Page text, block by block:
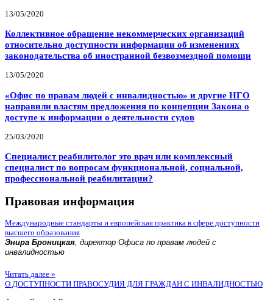
13/05/2020
Коллективное обращение некоммерческих организаций
относительно доступности информации об изменениях
законодательства об иностранной безвозмездной помощи
13/05/2020
«Офис по правам людей с инвалидностью» и другие НГО
направили властям предложения по концепции Закона о
доступе к информации о деятельности судов
25/03/2020
Специалист реабилитолог это врач или комплексный
специалист по вопросам функциональной, социальной,
профессиональной реабилитации?
Правовая информация
Международные стандарты и европейская практика в сфере доступности
высшего образования
Энира Броницкая, директор Офиса по правам людей с
инвалидностью
Читать далее »
О ДОСТУПНОСТИ ПРАВОСУДИЯ ДЛЯ ГРАЖДАН С ИНВАЛИДНОСТЬЮ